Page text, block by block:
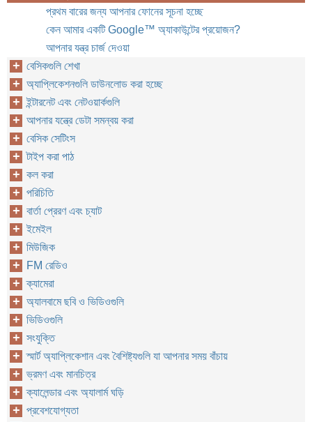
প্রথম বারের জন্য আপনার ফোনের সূচনা হচ্ছে
কেন আমার একটি Google™‎ অ্যাকাউন্টের প্রয়োজন?
আপনার যন্ত্র চার্জ দেওয়া
বেসিকগুলি শেখা
অ্যাপ্লিকেশনগুলি ডাউনলোড করা হচ্ছে
ইন্টারনেট এবং নেটওয়ার্কগুলি
আপনার যন্ত্রে ডেটা সমন্বয় করা
বেসিক সেটিংস
টাইপ করা পাঠ
কল করা
পরিচিতি
বার্তা প্রেরণ এবং চ্যাট
ইমেইল
মিউজিক
FM রেডিও
ক্যামেরা
অ্যালবামে ছবি ও ভিডিওগুলি
ভিডিওগুলি
সংযুক্তি
স্মার্ট অ্যাপ্লিকেশান এবং বৈশিষ্ট্যগুলি যা আপনার সময় বাঁচায়
ভ্রমণ এবং মানচিত্র
ক্যালেন্ডার এবং অ্যালার্ম ঘড়ি
প্রবেশযোগ্যতা